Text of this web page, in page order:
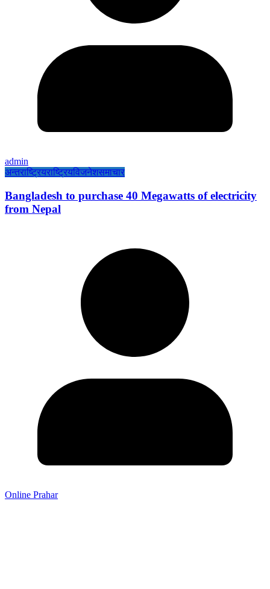
admin
अन्तराष्ट्रियराष्ट्रियविजनेशसमाचार
Bangladesh to purchase 40 Megawatts of electricity
from Nepal
Online Prahar